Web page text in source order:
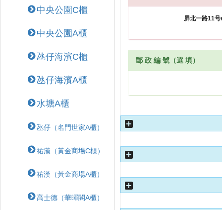
中央公園C櫃
中央公園A櫃
氹仔海濱C櫃
氹仔海濱A櫃
水塘A櫃
氹仔（名門世家A櫃）
祐漢（黃金商場C櫃）
祐漢（黃金商場A櫃）
高士德（華暉閣A櫃）
郵 政 編 號（選 填）